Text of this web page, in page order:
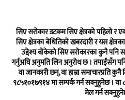
सिए सरोकार डटकम सिए क्षेत्रको पहिलो र
सिए क्षेत्रका बेथितिको खबरदारी र यस
उद्देश्य बोकेको सिए सरोकारका कुनै पनि
गर्नुअघि अनुमति लिन अनुरोध छ । तपाईंसँग
वा जानकारी छन्, वा हाम्रा समाचारप्रति
९८५१०१७९१४ मा सम्पर्क गर्न सक्नुहुनेछ । वा
मेल गर्न